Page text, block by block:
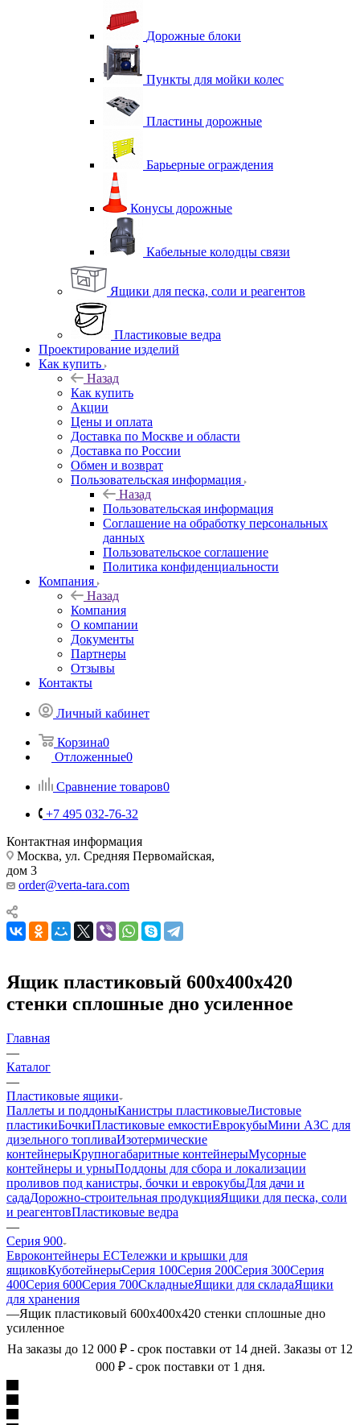
Дорожные блоки
Пункты для мойки колес
Пластины дорожные
Барьерные ограждения
Конусы дорожные
Кабельные колодцы связи
Ящики для песка, соли и реагентов
Пластиковые ведра
Проектирование изделий
Как купить
Назад
Как купить
Акции
Цены и оплата
Доставка по Москве и области
Доставка по России
Обмен и возврат
Пользовательская информация
Назад
Пользовательская информация
Соглашение на обработку персональных
данных
Пользовательское соглашение
Политика конфиденциальности
Компания
Назад
Компания
О компании
Документы
Партнеры
Отзывы
Контакты
Личный кабинет
Корзина0
Отложенные0
Сравнение товаров0
+7 495 032-76-32
Контактная информация
Москва, ул. Средняя Первомайская,
дом 3
order@verta-tara.com
Ящик пластиковый 600x400x420
стенки сплошные дно усиленное
Главная
—
Каталог
—
Пластиковые ящики
Паллеты и поддоныКанистры пластиковыеЛистовые
пластикиБочкиПластиковые емкостиЕврокубыМини АЗС для
дизельного топливаИзотермические
контейнерыКрупногабаритные контейнерыМусорные
контейнеры и урныПоддоны для сбора и локализации
проливов под канистры, бочки и еврокубыДля дачи и
садаДорожно-строительная продукцияЯщики для песка, соли
и реагентовПластиковые ведра
—
Серия 900
Евроконтейнеры ЕСТележки и крышки для
ящиковКуботейнерыСерия 100Серия 200Серия 300Серия
400Серия 600Серия 700СкладныеЯщики для складаЯщики
для хранения
—Ящик пластиковый 600x400x420 стенки сплошные дно
усиленное
На заказы до 12 000 ₽ - срок поставки от 14 дней. Заказы от 12
000 ₽ - срок поставки от 1 дня.